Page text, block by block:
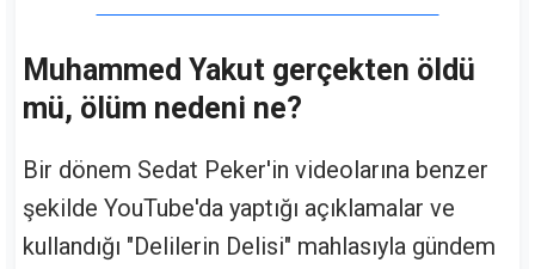
Muhammed Yakut gerçekten öldü
mü, ölüm nedeni ne?
Bir dönem Sedat Peker'in videolarına benzer
şekilde YouTube'da yaptığı açıklamalar ve
kullandığı "Delilerin Delisi" mahlasıyla gündem